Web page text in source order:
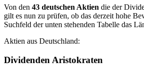
Von den 43 deutschen Aktien die der
gilt es nun zu prüfen, ob das derzeit hohe
Suchfeld der unten stehenden Tabelle das
Aktien aus Deutschland:
Dividenden Aristokraten